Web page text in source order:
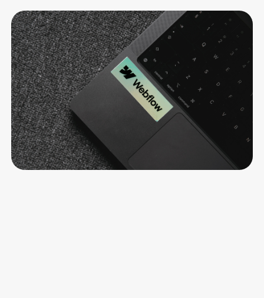
B2B
Webflow Agentur: Woran du eine wirklich
Gute erkennst
Lorem ipsum dolor sit amet, consectetur adipiscing elit.
Suspendisse varius enim in eros.
Le Turbo Redaktion
23 Jul 26 • 5 min Lesezeit